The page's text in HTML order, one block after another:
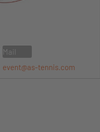
Mail
event@as-tennis.com